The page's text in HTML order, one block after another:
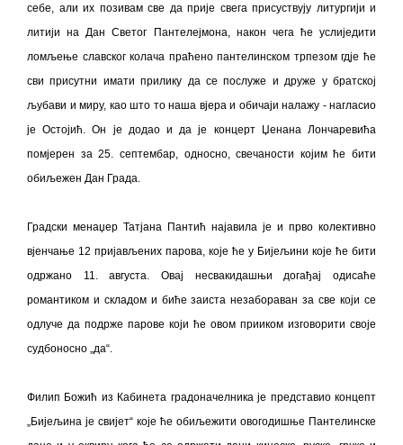
себе, али их позивам све да прије свега присуствују литургији и
литији на Дан Светог Пантелејмона, након чега ће услиједити
ломљење славског колача праћено пантелинском трпезом гдје ће
сви присутни имати прилику да се послуже и друже у братској
љубави и миру, као што то наша вјера и обичаји налажу - нагласио
је Остојић. Он је додао и да је концерт Џенана Лончаревића
помјерен за 25. септембар, односно, свечаности којим ће бити
обиљежен Дан Града.
Градски менаџер Татјана Пантић најавила је и прво колективно
вјенчање 12 пријављених парова, које ће у Бијељини које ће бити
одржано 11. августа. Овај несвакидашњи догађај одисаће
романтиком и складом и биће заиста незабораван за све који се
одлуче да подрже парове који ће овом прииком изговорити своје
судбоносно да“
Филип Божић из Кабинета градоначелника је представио концепт
„Бијељина је свијет“ које ће обиљежити овогодишње Пантелинске